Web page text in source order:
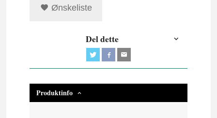
Ønskeliste
Del dette
Produktinfo